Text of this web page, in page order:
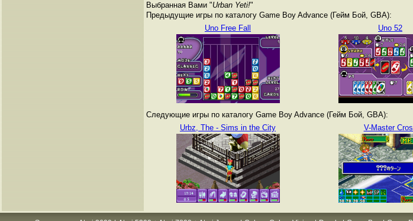
Выбранная Вами "Urban Yeti!"
Предыдущие игры по каталогу Game Boy Advance (Гейм Бой, GBA):
Uno Free Fall
Uno 52
Следующие игры по каталогу Game Boy Advance (Гейм Бой, GBA):
Urbz, The - Sims in the City
V-Master